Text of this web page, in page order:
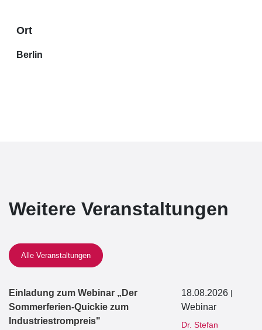
Ort
Berlin
Weitere Veranstaltungen
Alle Veranstaltungen
Einladung zum Webinar „Der
Sommerferien-Quickie zum
Industriestrompreis"
18.08.2026
Webinar
Dr. Stefan